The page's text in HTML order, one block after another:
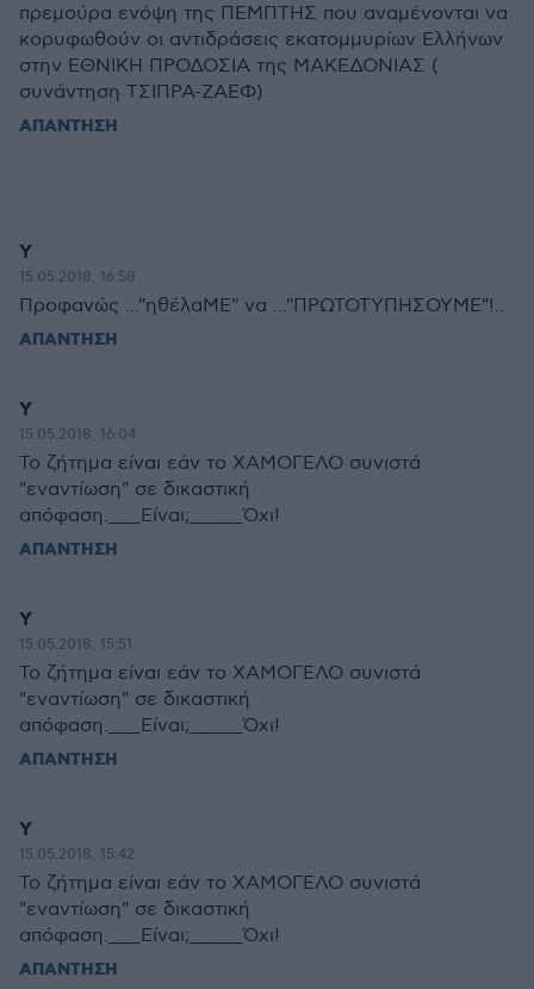
πρεμούρα ενόψη της ΠΕΜΠΤΗΣ που αναμένονται να
κορυφωθούν οι αντιδράσεις εκατομμυρίων Ελλήνων
στην ΕΘΝΙΚΗ ΠΡΟΔΟΣΙΑ της ΜΑΚΕΔΟΝΙΑΣ (
συνάντηση ΤΣΙΠΡΑ-ΖΑΕΦ)
ΑΠΑΝΤΗΣΗ
Υ
15.05.2018, 16:58
Προφανώς ..."ηθέλαΜΕ" να ..."ΠΡΩΤΟΤΥΠΗΣΟΥΜΕ"!..
ΑΠΑΝΤΗΣΗ
Υ
15.05.2018, 16:04
Το ζήτημα είναι εάν το ΧΑΜΟΓΕΛΟ συνιστά
"εναντίωση" σε δικαστική
απόφαση.___Είναι;_____Όχι!
ΑΠΑΝΤΗΣΗ
Υ
15.05.2018, 15:51
Το ζήτημα είναι εάν το ΧΑΜΟΓΕΛΟ συνιστά
"εναντίωση" σε δικαστική
απόφαση.___Είναι;_____Όχι!
ΑΠΑΝΤΗΣΗ
Υ
15.05.2018, 15:42
Το ζήτημα είναι εάν το ΧΑΜΟΓΕΛΟ συνιστά
"εναντίωση" σε δικαστική
απόφαση.___Είναι;_____Όχι!
ΑΠΑΝΤΗΣΗ